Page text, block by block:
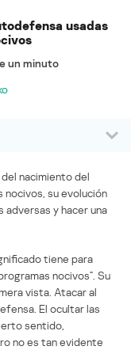
usadas
un minuto
nacimiento del
nocivos, su evolución
adversas y hacer una
tiene para
nocivos”. Su
vista. Atacar al
El ocultar las
sentido,
no es tan evidente